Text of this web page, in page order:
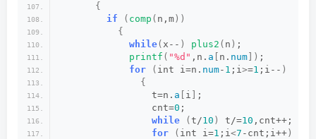
{
if
( comp ( n,m ))
{
while( x-- ) plus2 ( n ) ;
printf ( "%d" ,n. a n. num ]) ;
for
( int i=n. num- 1 ;i>=1 ;i-- )
{
                t=n.
a i
;
                cnt=
0 ;
while
( t/10 ) t/=10 ,cnt++;
for
( int i=1 ;i<7 -cnt;i++ )